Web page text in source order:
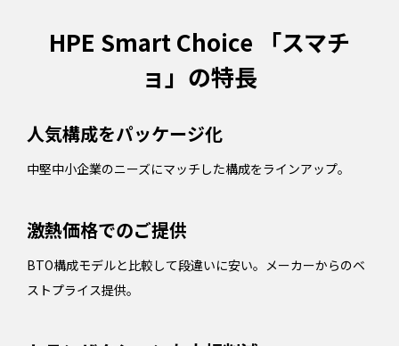
HPE Smart Choice 「スマチ
ョ」の特長
人気構成をパッケージ化
中堅中小企業のニーズにマッチした構成をラインアップ。
激熱価格でのご提供
BTO構成モデルと比較して段違いに安い。メーカーからのベ
ストプライス提供。